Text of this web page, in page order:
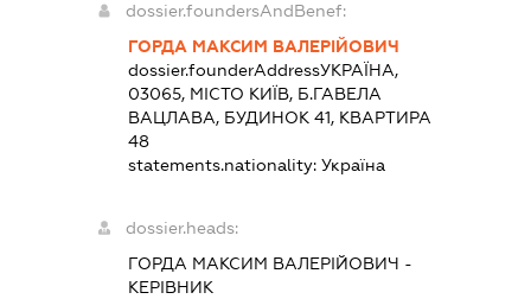
dossier.foundersAndBenef:
ГОРДА МАКСИМ ВАЛЕРІЙОВИЧ
dossier.founderAddressУКРАЇНА,
03065, МІСТО КИЇВ, Б.ГАВЕЛА
ВАЦЛАВА, БУДИНОК 41, КВАРТИРА
48
statements.nationality: Україна
dossier.heads:
ГОРДА МАКСИМ ВАЛЕРІЙОВИЧ -
КЕРІВНИК